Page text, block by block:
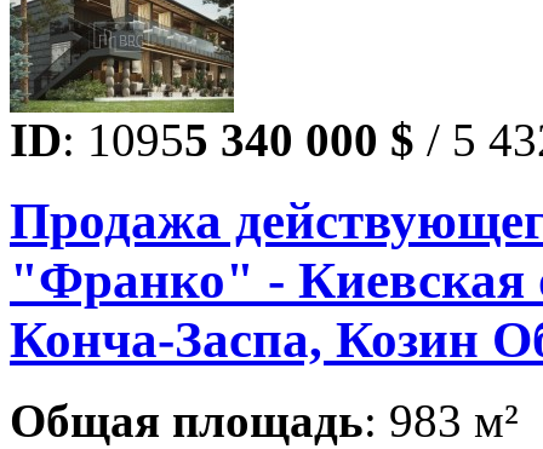
ID: 10955 340 000 $ / 5
Продажа
"Франко" - Киевская
Конча-Заспа, Козин
Общая площадь: 983 м²